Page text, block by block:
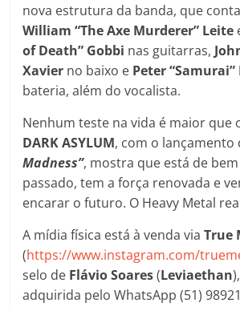
nova estrutura da banda, que
William “The Axe Murderer” Leite
of Death” Gobbi nas guitarras,
Xavier no baixo e Peter “Samurai”
bateria, além do vocalista.
Nenhum teste na vida é maior que
DARK ASYLUM, com o lançamento
Madness”, mostra que está de
passado, tem a força renovada e
encarar o futuro. O Heavy Metal
A mídia física está à venda viaTrue
(https://www.instagram.com/
selo de Flávio Soares(Leviaethan
adquirida pelo WhatsApp (51)